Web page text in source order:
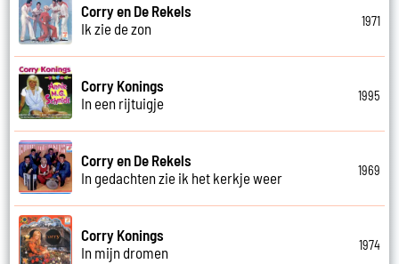
Corry en De Rekels
Ik zie de zon
1971
Corry Konings
In een rijtuigje
1995
Corry en De Rekels
In gedachten zie ik het kerkje weer
1969
Corry Konings
In mijn dromen
1974